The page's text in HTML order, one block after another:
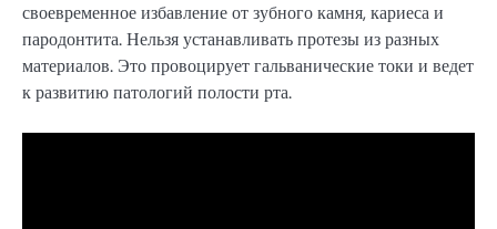
своевременное избавление от зубного камня, кариеса и
пародонтита. Нельзя устанавливать протезы из разных
материалов. Это провоцирует гальванические токи и ведет
к развитию патологий полости рта.